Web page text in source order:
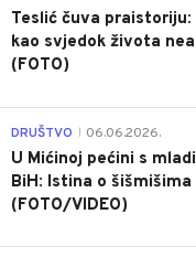
Teslić čuva
kao svjedok života
(FOTO)
DRUŠTVO 06.06.2026.
U Mićinoj pećini s
BiH: Istina o
(FOTO/VIDEO)